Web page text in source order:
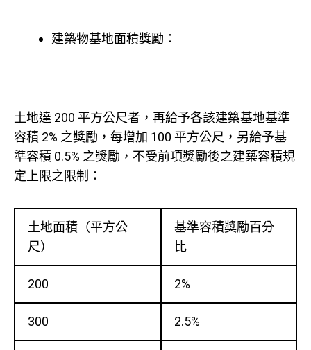
建築物基地面積獎勵：
土地達 200 平方公尺者，再給予各該建築基地基準
容積 2% 之獎勵，每增加 100 平方公尺，另給予基
準容積 0.5% 之獎勵 ，不受前項獎勵後之建築容積規
定上限之限制：
土地面積（平方公
尺）
基準容積獎勵百分
比
200 2%
300 2.5%